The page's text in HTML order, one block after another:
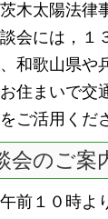
木太陽法律
会には，１
歌山県や
住まいで交
ご活用くだ
会のご案
前１０時よ